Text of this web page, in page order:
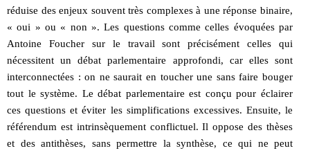
réduise des enjeux souvent très complexes à une réponse binaire,
« oui » ou « non ». Les questions comme celles évoquées par
Antoine Foucher sur le travail sont précisément celles qui
nécessitent un débat parlementaire approfondi, car elles sont
interconnectées : on ne saurait en toucher une sans faire bouger
tout le système. Le débat parlementaire est conçu pour éclairer
ces questions et éviter les simplifications excessives. Ensuite, le
référendum est intrinsèquement conflictuel. Il oppose des thèses
et des antithèses, sans permettre la synthèse, ce qui ne peut